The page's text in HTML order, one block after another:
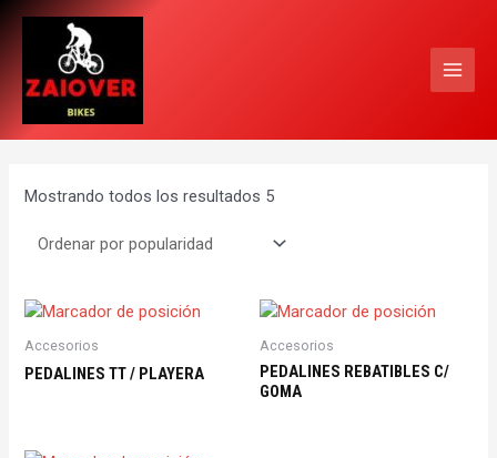
contenido
Mostrando todos los resultados 5
Accesorios
PEDALINES TT / PLAYERA
Accesorios
PEDALINES REBATIBLES C/
GOMA